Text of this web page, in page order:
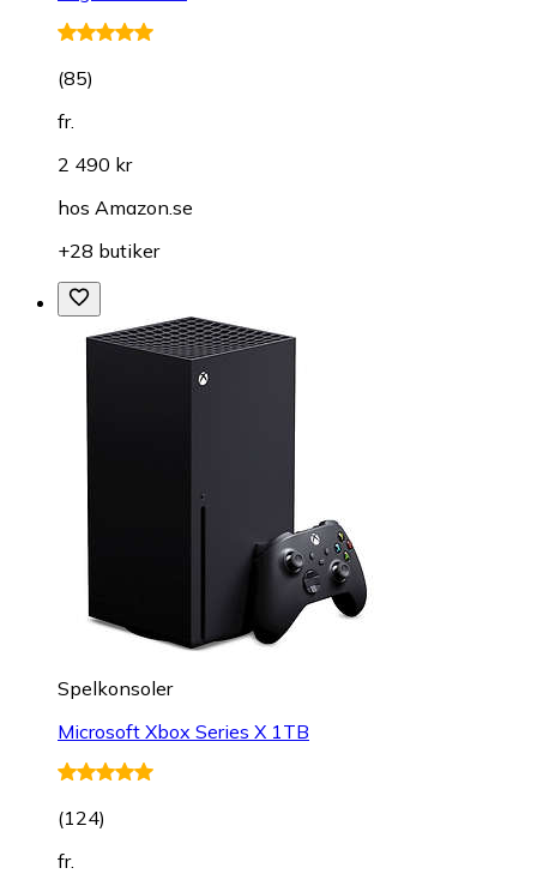
(85)
fr.
2 490 kr
hos Amazon.se
+28 butiker
Spelkonsoler
Microsoft Xbox Series X 1TB
(124)
fr.